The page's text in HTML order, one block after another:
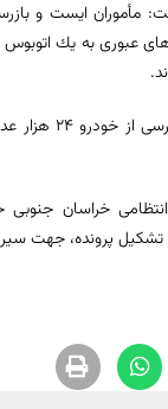
مأموران ايست و
عبوری به يك
وی بيان کرد:
خراسان جنوبی
پرونده، جهت سير